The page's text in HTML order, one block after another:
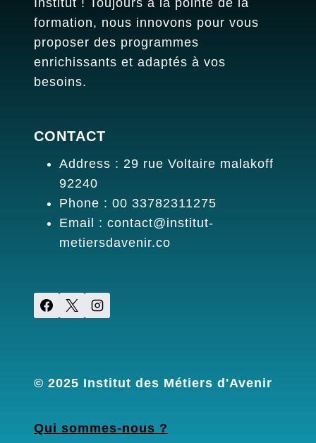
Institut ! Toujours à la pointe de la
formation, nous innovons pour vous
proposer des programmes
enrichissants et adaptés à vos
besoins.
CONTACT
Address : 29 rue Voltaire malakoff
92240
Phone : 00 33782311275
Email : contact@institut-
metiersdavenir.co
© 2025 Institut des Métiers d'Avenir
Qui sommes-nous ?